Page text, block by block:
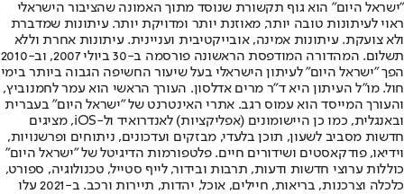
"ישראל היום" הוא גוף תקשורת שנוסד מתוך האמונה שהציבור הישראלי
ראוי לעיתונות טובה יותר, מאוזנת יותר ומדויקת יותר. עיתונות שמדברת
ולא צועקת. עיתונות אמינה, אובייקטיבית ועניינית. עיתונות אחרת וללא
תשלום. המהדורה המודפסת הראשונה פורסמה ב-30 ביולי 2007, וב-2010
הפך "ישראל היום" לעיתון הישראלי בעל שיעור החשיפה הגבוה ביותר בימי
חול. מו"ל העיתון היא ד"ר מרים אדלסון. העורך הראשי הוא עמר לחמנוביץ,
והעורך המייסד הוא עמוס רגב. אתרי האינטרנט של "ישראל היום" בעברית
ובאנגלית, כמו כן היישומונים (אפליקציות) לאנדרואיד ול-iOS, מציגים
חדשות מסביב לשעון, תוכן בלעדי, מבזקים ועדכונים, ניתוחים ופרשנויות,
וידיאו, פודקאסטים ושידורים חיים. פלטפורמות הדיגיטל של "ישראל היום"
כוללות ערוצי חדשות ודעות, תרבות ובידור, לייף סטייל, טכנולוגיה, ספורט,
כלכלה וצרכנות, בריאות, חיילים, אוכל, יהדות, תיירות ורכב. ב-2021 עלו